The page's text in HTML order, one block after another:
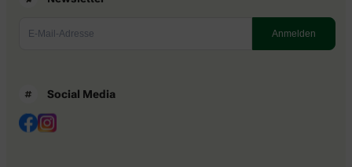
Social Media